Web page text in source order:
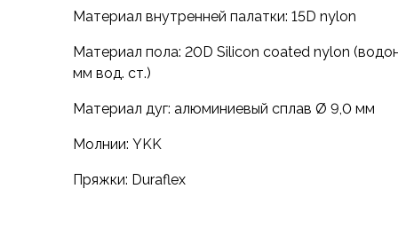
Уход за обувью
Сушилки для обуви
Клей
Женская обувь
Ботинки
Сапоги
Материал внутренней палатки: 15D nylon
Материал пола: 20D Silicon coated nylon
мм вод. ст.)
Материал дуг: алюминиевый сплав Ø 9,0 мм
Молнии: YKK
Пряжки: Duraflex